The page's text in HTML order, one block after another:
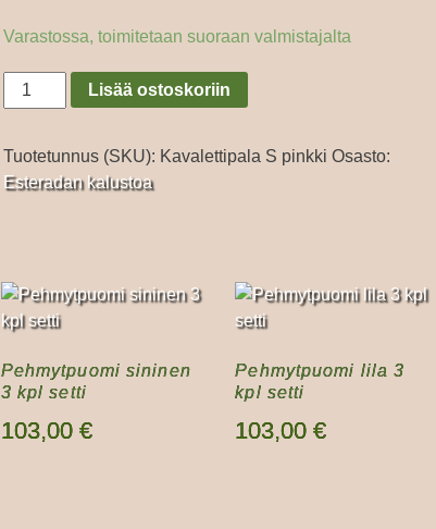
Varastossa, toimitetaan suoraan valmistajalta
Kavalettipala
S
määrä
Lisää ostoskoriin
Tuotetunnus (SKU): Kavalettipala S pinkki Osasto:
Esteradan kalustoa
Pehmytpuomi sininen
3 kpl setti
103,00 €
Pehmytpuomi lila 3
kpl setti
103,00€